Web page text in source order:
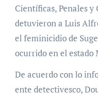
Científicas, Penales
detuvieron a Luis
el feminicidio de
ocurrido en el estado
De acuerdo con lo
ente detectivesco,